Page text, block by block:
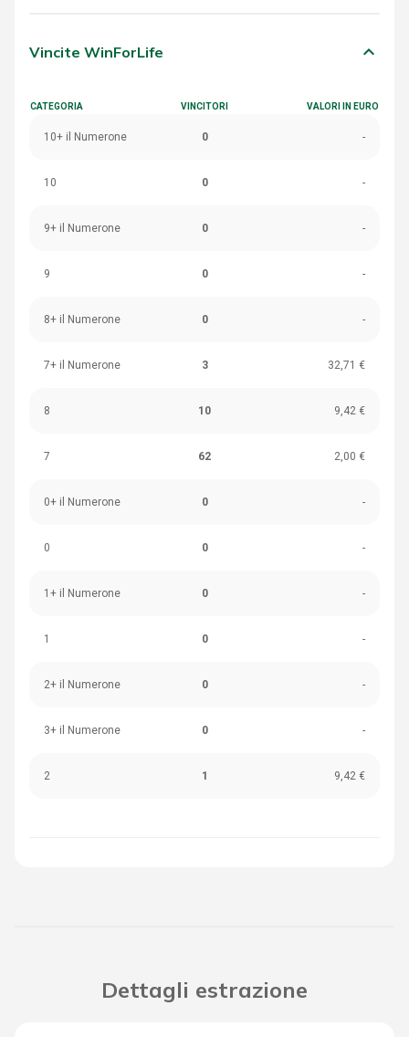
Vincite WinForLife keyboard_arrow_down
CATEGORIA VINCITORI VALORI IN EURO
10+ il Numerone 0 -
10 0 -
9+ il Numerone 0 -
9 0 -
8+ il Numerone 0 -
7+ il Numerone 3 32,71 €
8 10 9,42 €
7 62 2,00 €
0+ il Numerone 0 -
0 0 -
1+ il Numerone 0 -
1 0 -
2+ il Numerone 0 -
3+ il Numerone 0 -
2 1 9,42 €
Dettagli estrazione